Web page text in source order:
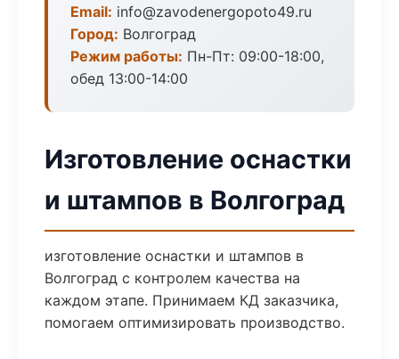
Email: info@zavodenergopoto49.ru
Город: Волгоград
Режим работы: Пн-Пт: 09:00-18:00,
обед 13:00-14:00
Изготовление оснастки
и штампов в Волгоград
изготовление оснастки и штампов в
Волгоград с контролем качества на
каждом этапе. Принимаем КД заказчика,
помогаем оптимизировать производство.